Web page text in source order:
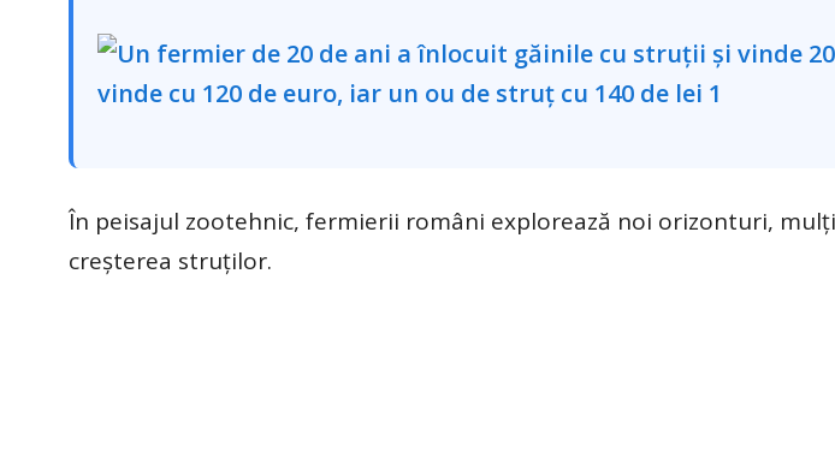
În peisajul zootehnic, fermierii români explorează noi orizonturi,
creșterea struților.